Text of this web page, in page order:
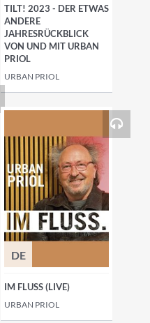
TILT! 2023 - DER ETWAS
ANDERE
JAHRESRÜCKBLICK
VON UND MIT URBAN
PRIOL
URBAN PRIOL
DE
IM FLUSS (LIVE)
URBAN PRIOL